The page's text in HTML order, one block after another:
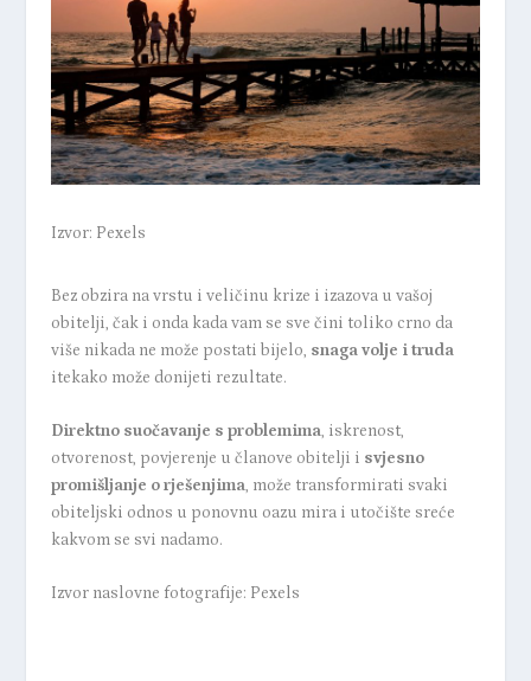
Izvor: Pexels
Bez obzira na vrstu i veličinu krize i izazova u vašoj
obitelji, čak i onda kada vam se sve čini toliko crno da
više nikada ne može postati bijelo, snaga volje i truda
itekako može donijeti rezultate.
Direktno suočavanje s problemima, iskrenost,
otvorenost, povjerenje u članove obitelji i svjesno
promišljanje o rješenjima, može transformirati svaki
obiteljski odnos u ponovnu oazu mira i utočište sreće
kakvom se svi nadamo.
Izvor naslovne fotografije: Pexels